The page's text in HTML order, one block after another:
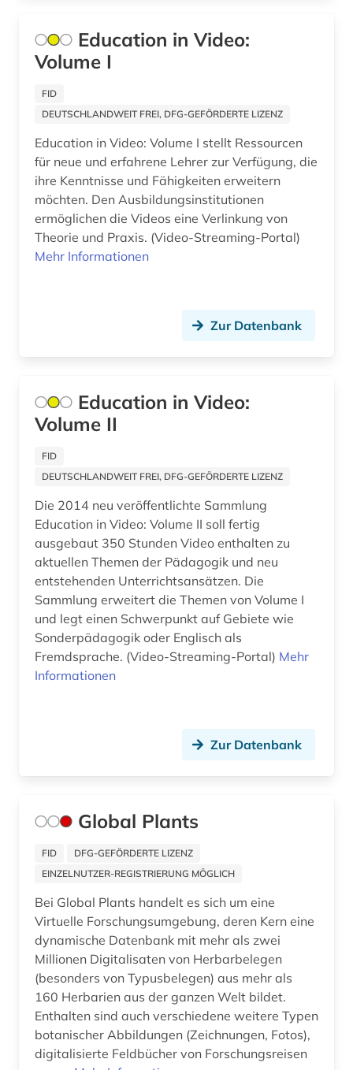
dendi (1)
denkmal (6)
denkmalpflege (2)
depotfund (1)
der blaue reiter (1)
desktop-publishing (1)
deutsch-deutsche grenze (1)
deutsche (1)
deutsche demokratische republik (1)
deutsche kolonialgesellschaft (1)
deutscher alpenverein (1)
deutscher orden (1)
deutschland (31)
deutschland (1)
deutschland (ddr) (7)
dia (1)
diagnose (1)
dialekt (1)
dialektologie (1)
die lebensbeschreibungen der beruehmtesten
italienischen architekten (1)
Education in Video:
Volume I
FID
DEUTSCHLANDWEIT FREI, DFG-GEFÖRDERTE LIZENZ
Education in Video: Volume I stellt Ressourcen
für neue und erfahrene Lehrer zur Verfügung, die
ihre Kenntnisse und Fähigkeiten erweitern
möchten. Den Ausbildungsinstitutionen
ermöglichen die Videos eine Verlinkung von
Theorie und Praxis. (Video-Streaming-Portal)
Mehr Informationen
Zur Datenbank
Education in Video:
Volume II
FID
DEUTSCHLANDWEIT FREI, DFG-GEFÖRDERTE LIZENZ
Die 2014 neu veröffentlichte Sammlung
Education in Video: Volume II soll fertig
ausgebaut 350 Stunden Video enthalten zu
aktuellen Themen der Pädagogik und neu
entstehenden Unterrichtsansätzen. Die
Sammlung erweitert die Themen von Volume I
und legt einen Schwerpunkt auf Gebiete wie
Sonderpädagogik oder Englisch als
Fremdsprache. (Video-Streaming-Portal) Mehr
Informationen
Zur Datenbank
Global Plants
FID
DFG-GEFÖRDERTE LIZENZ
EINZELNUTZER-REGISTRIERUNG MÖGLICH
Bei Global Plants handelt es sich um eine
Virtuelle Forschungsumgebung, deren Kern eine
dynamische Datenbank mit mehr als zwei
Millionen Digitalisaten von Herbarbelegen
(besonders von Typusbelegen) aus mehr als
160 Herbarien aus der ganzen Welt bildet.
Enthalten sind auch verschiedene weitere Typen
botanischer Abbildungen (Zeichnungen, Fotos),
digitalisierte Feldbücher von Forschungsreisen